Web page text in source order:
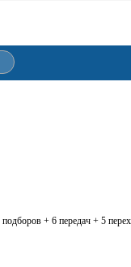
+ 6 передач + 5